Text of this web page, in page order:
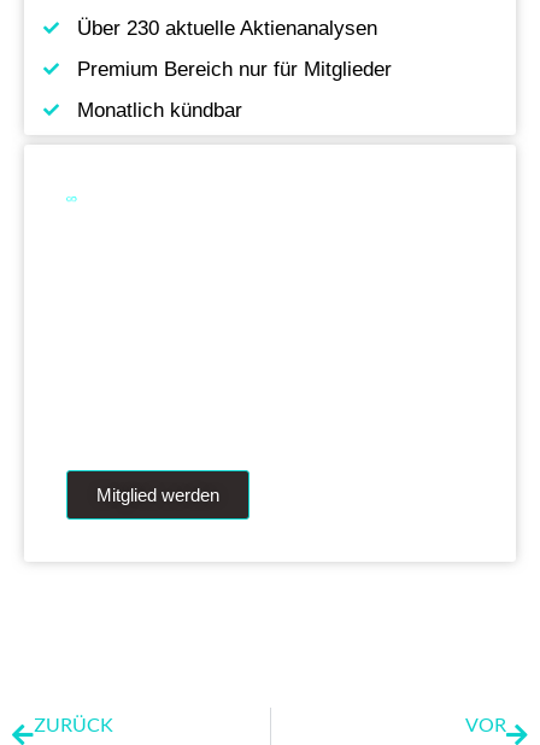
Über 230 aktuelle Aktienanalysen
Premium Bereich nur für Mitglieder
Monatlich kündbar
Mitglied werden
ZURÜCK VOR